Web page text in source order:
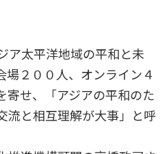
ア太平洋地域の平和と未
２００人、オンライン４
寄せ、「アジアの平和のた
流と相互理解が大事」と呼